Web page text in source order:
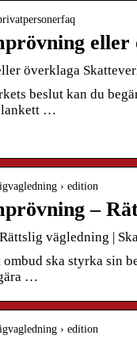
överklaga
beslut kan du
…
› edition
–
vägledning |
ombud ska styrka
…
› edition